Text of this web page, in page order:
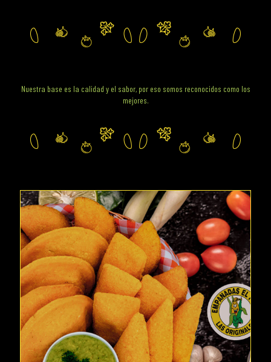
Nuestra base es la calidad y el sabor, por eso somos reconocidos como los
mejores.